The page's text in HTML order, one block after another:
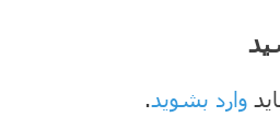
وارد بشوید .